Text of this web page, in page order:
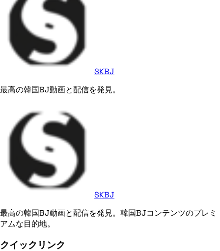
SKBJ
最高の韓国BJ動画と配信を発見。
SKBJ
最高の韓国BJ動画と配信を発見。韓国BJコンテンツのプレミ
アムな目的地。
クイックリンク